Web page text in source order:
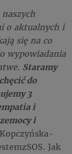
o aktualnych i
się na co
wypowiadania
Staramy
do
3
i
i
Jak